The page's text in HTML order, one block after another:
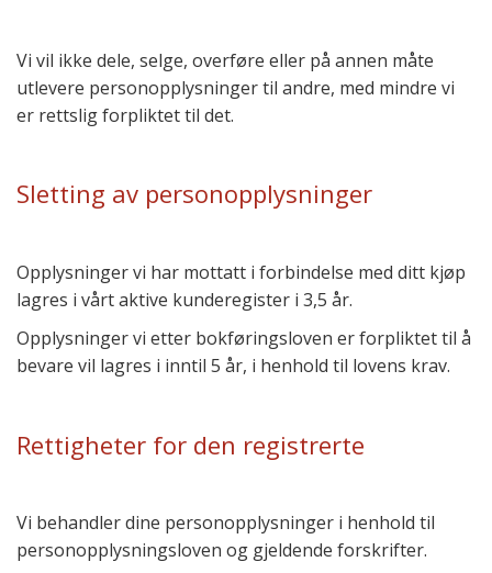
Vi vil ikke dele, selge, overføre eller på annen måte
utlevere personopplysninger til andre, med mindre vi
er rettslig forpliktet til det.
Sletting av personopplysninger
Opplysninger vi har mottatt i forbindelse med ditt kjøp
lagres i vårt aktive kunderegister i 3,5 år.
Opplysninger vi etter bokføringsloven er forpliktet til å
bevare vil lagres i inntil 5 år, i henhold til lovens krav.
Rettigheter for den registrerte
Vi behandler dine personopplysninger i henhold til
personopplysningsloven og gjeldende forskrifter.